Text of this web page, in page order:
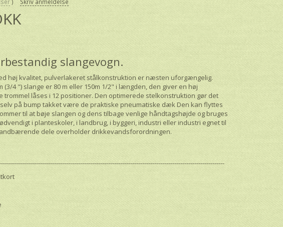
slangevogn.
høj kvalitet, pulverlakeret stålkonstruktion er næsten uforgængelig.
(3/4 ") slange er 80 m eller 150m 1/2" i længden, den giver en høj
trommel låses i 12 positioner. Den optimerede stelkonstruktion gør det
på bump takket være de praktiske pneumatiske dæk Den kan flyttes
til at bøje slangen og dens tilbage venlige håndtagshøjde og bruges
i planteskoler, i landbrug, i byggeri, industri eller industri egnet til
dele overholder drikkevandsforordningen.